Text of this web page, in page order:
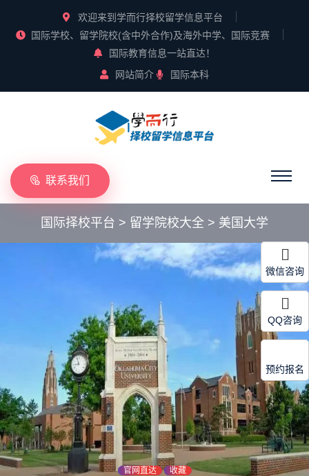
欢迎来到学而行择校留学信息平台
国际学校、留学院校(含中外合作)及海外中学、国际竞赛
国际教育信息一站直达！
网站简介
国际本科
联系我们
国际择校平台 > 留学院校大全 > 美国大学
官网直达 收藏
微信咨询
QQ咨询
预约报名